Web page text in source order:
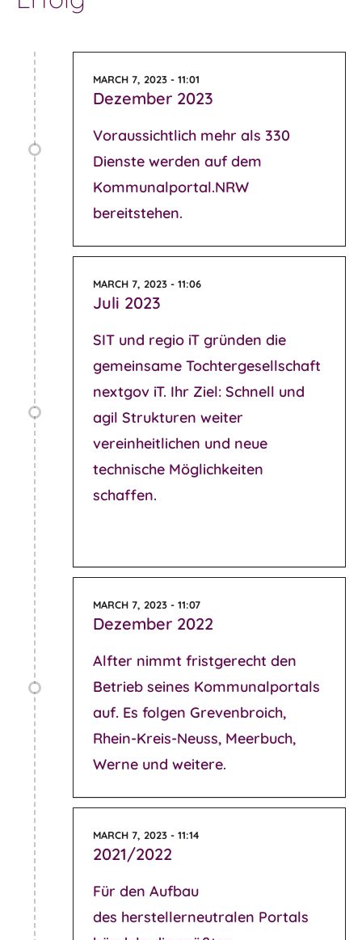
MARCH 7, 2023 - 11:01
Dezember 2023
Voraussichtlich mehr als 330
Dienste werden auf dem
Kommunalportal.NRW
bereitstehen.
MARCH 7, 2023 - 11:06
Juli 2023
SIT und regio iT gründen die
gemeinsame Tochtergesellschaft
nextgov iT. Ihr Ziel: Schnell und
agil Strukturen weiter
vereinheitlichen und neue
technische Möglichkeiten
schaffen.
MARCH 7, 2023 - 11:07
Dezember 2022
Alfter nimmt fristgerecht den
Betrieb seines Kommunalportals
auf. Es folgen Grevenbroich,
Rhein-Kreis-Neuss, Meerbuch,
Werne und weitere.
MARCH 7, 2023 - 11:14
2021/2022
Für den Aufbau
des herstellerneutralen Portals